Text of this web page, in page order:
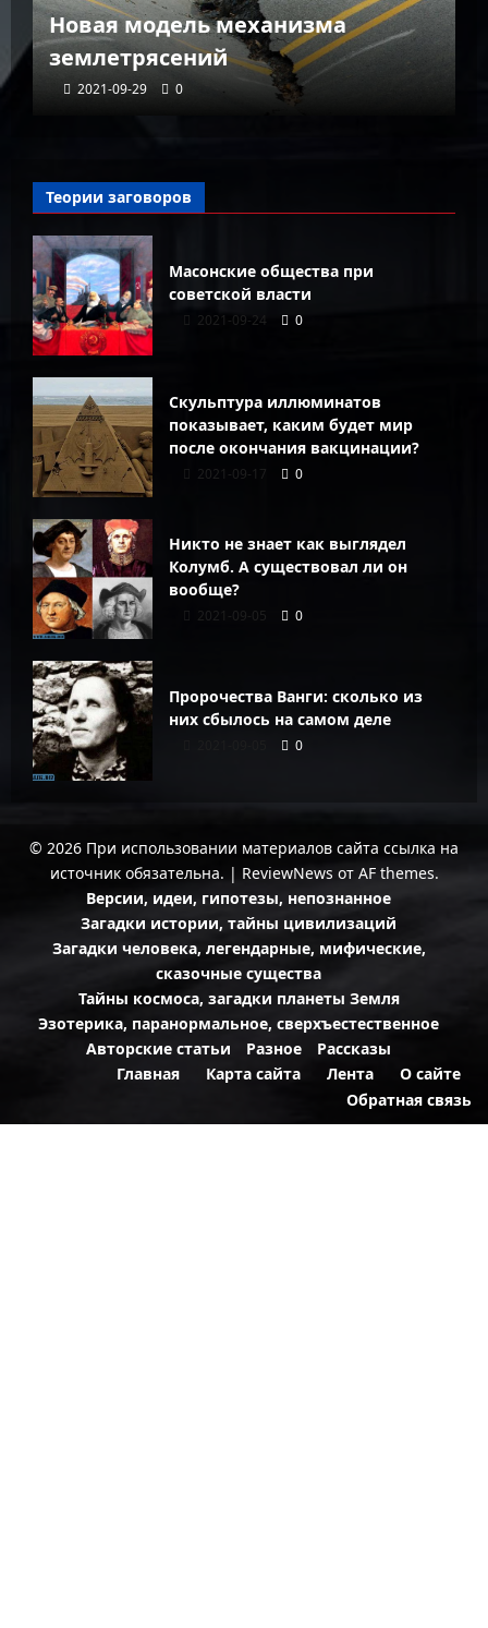
Новая модель механизма
землетрясений
2021-09-29 0
Теории заговоров
Масонские общества при
советской власти
2021-09-24 0
Скульптура иллюминатов
показывает, каким будет мир
после окончания вакцинации?
2021-09-17 0
Никто не знает как выглядел
Колумб. А существовал ли он
вообще?
2021-09-05 0
Пророчества Ванги: сколько из
них сбылось на самом деле
0
© 2026 При использовании материалов сайта ссылка на
источник обязательна. | ReviewNews от AF themes.
Версии, идеи, гипотезы, непознанное
Загадки истории, тайны цивилизаций
Загадки человека, легендарные, мифические,
сказочные существа
Тайны космоса, загадки планеты Земля
Эзотерика, паранормальное, сверхъестественное
Авторские статьи
Разное
Рассказы
Главная
Карта сайта Лента
О сайте
Обратная связь